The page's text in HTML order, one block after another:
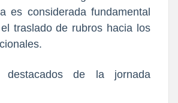
es considerada fundamental
traslado de rubros hacia los
destacados de la jornada